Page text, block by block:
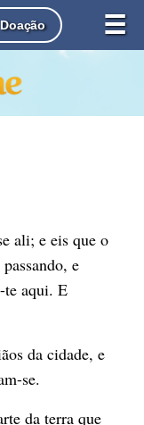
☰
ali; e eis que o
e
te aqui. E
da cidade, e
se.
da terra que